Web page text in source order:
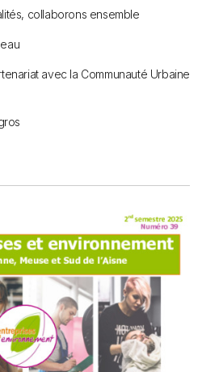
collaborons ensemble
avec la Communauté Urbaine